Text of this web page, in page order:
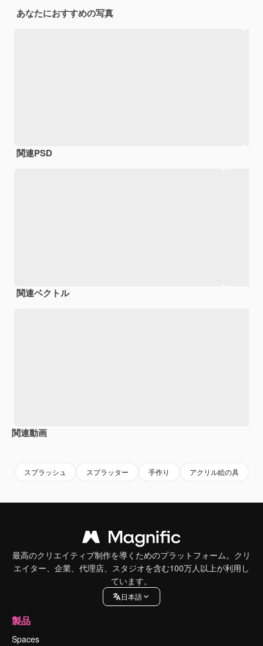
あなたにおすすめの写真
関連PSD
関連ベクトル
関連動画
スプラッシュ スプラッター 手作り アクリル絵の具
最高のクリエイティブ制作を導くためのプラットフォーム。クリ
エイター、企業、代理店、スタジオを含む100万人以上が利用し
ています。
日本語
製品
Spaces